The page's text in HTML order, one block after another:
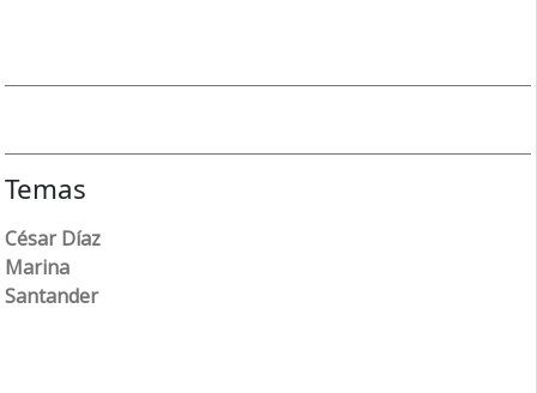
Temas
César Díaz
Marina
Santander